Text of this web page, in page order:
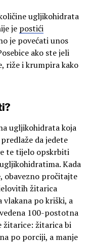
ugljikohidrata
je postići
je povećati unos
ako ste jeli
riže i krumpira kako
ugljikohidrata koja
da jedete
te tijelo opskrbiti
Kada
obavezno pročitajte
žitarica
po kriški, a
100-postotna
žitarice: žitarica bi
po porciji, a manje